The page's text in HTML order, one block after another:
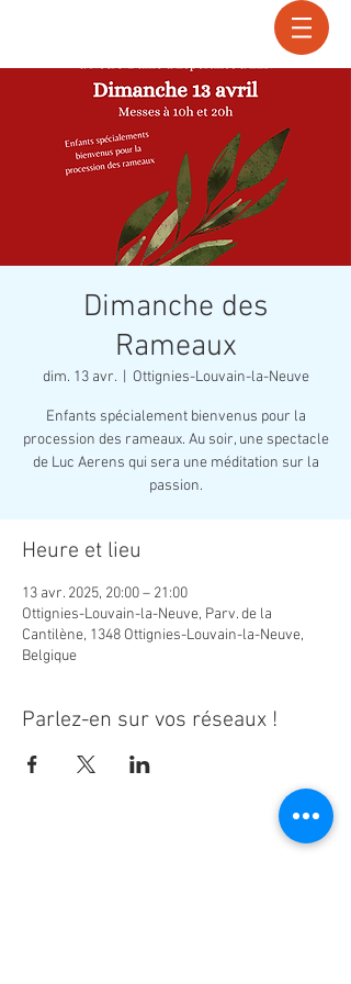
Dimanche des
Rameaux
dim. 13 avr.
  |
Ottignies-Louvain-la-Neuve
Enfants spécialement bienvenus pour la
procession des rameaux. Au soir, une spectacle
de Luc Aerens qui sera une méditation sur la
passion.
Heure et lieu
13 avr. 2025, 20:00 – 21:00
Ottignies-Louvain-la-Neuve, Parv. de la
Cantilène, 1348 Ottignies-Louvain-la-Neuve,
Belgique
Parlez-en sur vos réseaux !